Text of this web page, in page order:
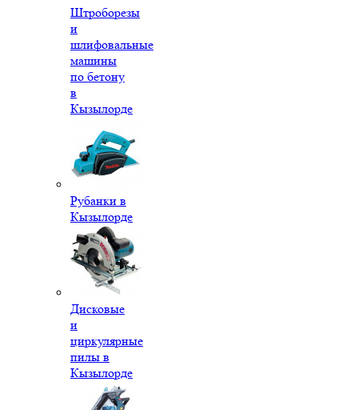
Штроборезы
и
шлифовальные
машины
по бетону
в
Кызылорде
Рубанки в
Кызылорде
Дисковые
и
циркулярные
пилы в
Кызылорде